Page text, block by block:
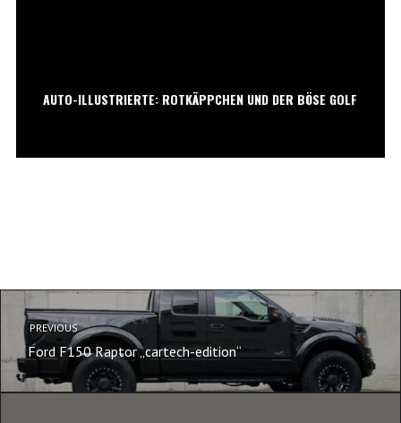
AUTO-ILLUSTRIERTE: ROTKÄPPCHEN UND DER BÖSE GOLF
PREVIOUS
Ford F150 Raptor „cartech-edition“